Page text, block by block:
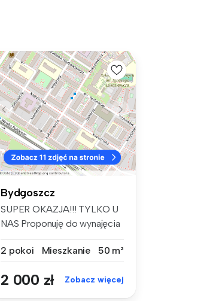
Bydgoszcz
SUPER OKAZJA!!! TYLKO U
NAS Proponuję do wynajęcia
2 pokoi
Mieszkanie 50 m²
2 000 zł Zobacz więcej